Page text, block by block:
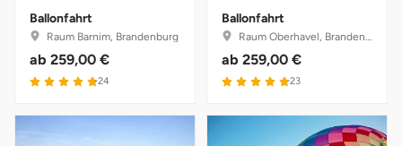
Ballonfahrt
Raum Barnim, Brandenburg
ab 259,00 €
4.8 von 5
24
Ballonfahrt
Raum Oberhavel, Brandenburg
ab 259,00 €
4.9 von 5
23